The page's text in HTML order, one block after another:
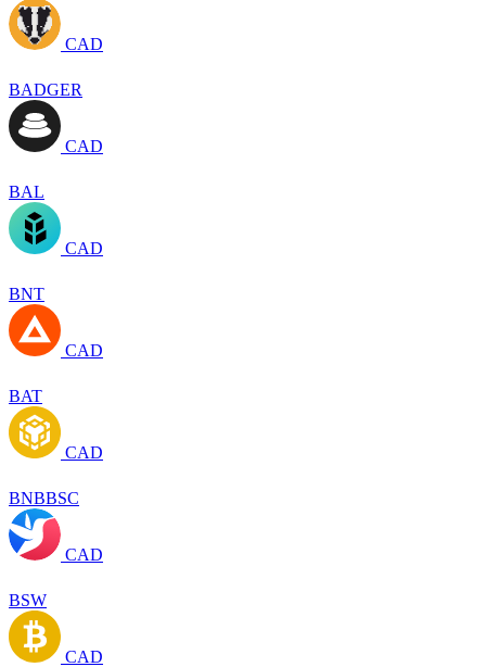
CAD
BADGER
CAD
BAL
CAD
BNT
CAD
BAT
CAD
BNBBSC
CAD
BSW
CAD